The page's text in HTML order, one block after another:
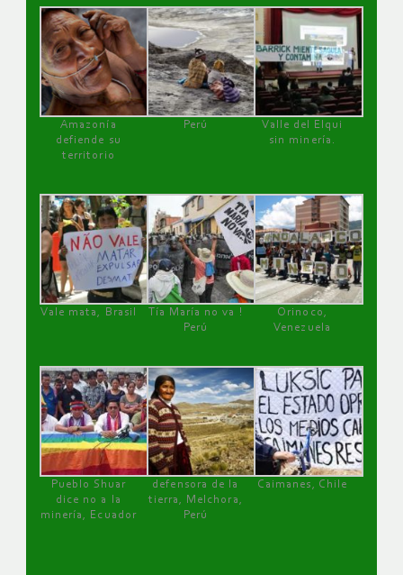
Amazonía
defiende su
territorio
Perú
Valle del Elqui
sin minería.
Vale mata, Brasil
Tía María no va !
Perú
Orinoco,
Venezuela
Pueblo Shuar
dice no a la
minería, Ecuador
defensora de la
tierra, Melchora,
Perú
Caimanes, Chile